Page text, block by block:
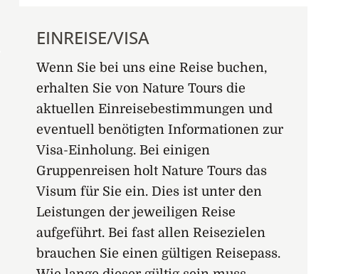
EINREISE/VISA
Wenn Sie bei uns eine Reise buchen,
erhalten Sie von Nature Tours die
aktuellen Einreisebestimmungen und
eventuell benötigten Informationen zur
Visa-Einholung. Bei einigen
Gruppenreisen holt Nature Tours das
Visum für Sie ein. Dies ist unter den
Leistungen der jeweiligen Reise
aufgeführt. Bei fast allen Reisezielen
brauchen Sie einen gültigen Reisepass.